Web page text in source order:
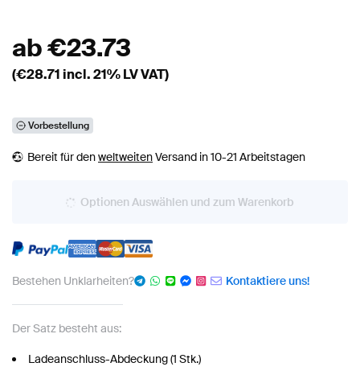
ab€23.73
(€28.71 incl. 21% LV VAT)
Vorbestellung
Bereit für denweltweitenVersand in 10-21 Arbeitstagen
Optionen Auswählen und zum Warenkorb
Bestehen Unklarheiten? Kontaktiere uns!
Der Satz besteht aus:
Ladeanschluss-Abdeckung (1 Stk.)